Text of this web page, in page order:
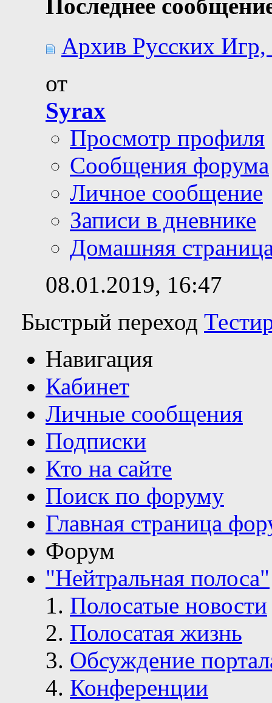
Последнее
Архив Русских Игр,
от
Syrax
Просмотр профиля
Сообщения форума
Личное сообщение
Записи в дневнике
Домашняя
08.01.2019, 16:47
Быстрый переход
Навигация
Кабинет
Личные сообщения
Подписки
Кто на сайте
Поиск по форуму
Главная страница
Форум
"Нейтральная полоса"
Полосатые новости
Полосатая жизнь
Обсуждение
Конференции